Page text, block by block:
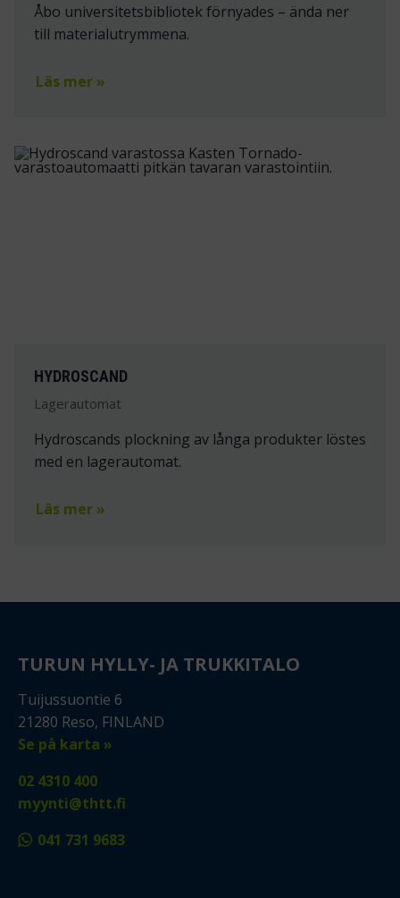
Åbo universitetsbibliotek förnyades – ända ner
till materialutrymmena.
Läs mer »
HYDROSCAND
Lagerautomat
Hydroscands plockning av långa produkter löstes
med en lagerautomat.
Läs mer »
TURUN HYLLY- JA TRUKKITALO
Tuijussuontie 6
21280 Reso, FINLAND
Se på karta »
02 4310 400
myynti@thtt.fi
041 731 9683